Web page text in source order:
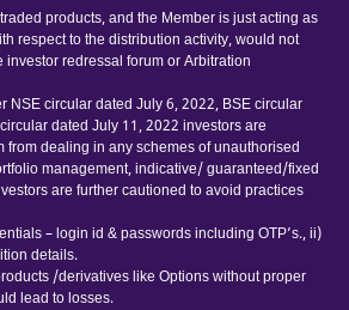
products, and the Member is just acting as
respect to the distribution activity, would not
investor redressal forum or Arbitration
NSE circular dated July 6, 2022, BSE circular
dated July 11, 2022 investors are
from dealing in any schemes of unauthorised
management, indicative/ guaranteed/fixed
are further cautioned to avoid practices
– login id & passwords including OTP’s., ii)
details.
/derivatives like Options without proper
lead to losses.